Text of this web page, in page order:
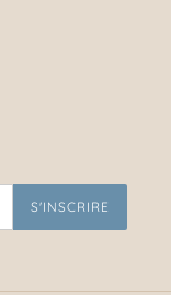
S'INSCRIRE